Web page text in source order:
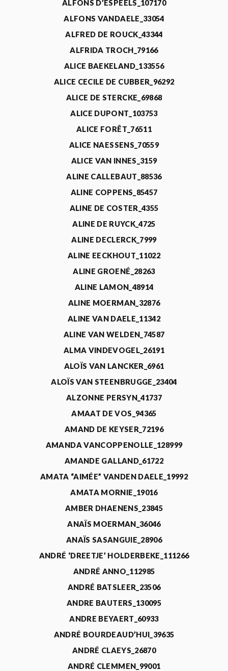
ALFONS D’ESPEELS_107170
ALFONS VANDAELE_33054
ALFRED DE ROUCK_43344
ALFRIDA TROCH_79166
ALICE BAEKELAND_133556
ALICE CECILE DE CUBBER_96292
ALICE DE STERCKE_69868
ALICE DUPONT_103753
ALICE FORÊT_76511
ALICE NAESSENS_70559
ALICE VAN INNES_3159
ALINE CALLEBAUT_88536
ALINE COPPENS_85457
ALINE DE COSTER_4355
ALINE DE RUYCK_4725
ALINE DECLERCK_7999
ALINE EECKHOUT_11022
ALINE GROENÉ_28263
ALINE LAMON_48914
ALINE MOERMAN_32876
ALINE VAN DAELE_11342
ALINE VAN WELDEN_74587
ALMA VINDEVOGEL_26191
ALOÏS VAN LANCKER_6961
ALOÏS VAN STEENBRUGGE_23404
ALZONNE PERSYN_41737
AMAAT DE VOS_94365
AMAND DE KEYSER_72196
AMANDA VANCOPPENOLLE_128999
AMANDE GALLAND_61722
AMATA “AIMÉE” VANDEN DAELE_19992
AMATA MORNIE_19016
AMBER DHAENENS_23845
ANAÏS MOERMAN_36046
ANAÏS SASANGUIE_28906
ANDRÉ ‘DREETJE’ HOLDERBEKE_111266
ANDRÉ ANNO_112985
ANDRÉ BATSLEER_23506
ANDRE BAUTERS_130095
ANDRE BEYAERT_60933
ANDRÉ BOURDEAUD’HUI_39635
ANDRÉ CLAEYS_26870
ANDRÉ CLEMMEN_99001